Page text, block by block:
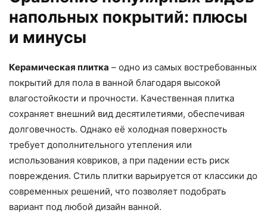
напольных покрытий: плюсы
и минусы
Керамическая плитка – одно из самых востребованных
покрытий для пола в ванной благодаря высокой
влагостойкости и прочности. Качественная плитка
сохраняет внешний вид десятилетиями, обеспечивая
долговечность. Однако её холодная поверхность
требует дополнительного утепления или
использования ковриков, а при падении есть риск
повреждения. Стиль плитки варьируется от классики до
современных решений, что позволяет подобрать
вариант под любой дизайн ванной.